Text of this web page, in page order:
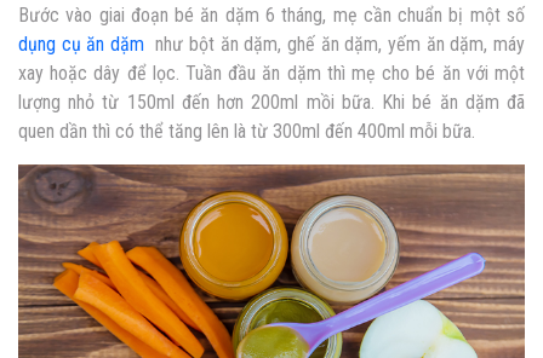
Bước vào giai đoạn bé ăn dặm 6 tháng, mẹ cần chuẩn bị một số
dụng cụ ăn dặm như bột ăn dặm, ghế ăn dặm, yếm ăn dặm, máy
xay hoặc dây để lọc. Tuần đầu ăn dặm thì mẹ cho bé ăn với một
lượng nhỏ từ 150ml đến hơn 200ml mồi bữa. Khi bé ăn dặm đã
quen dần thì có thể tăng lên là từ 300ml đến 400ml mỗi bữa.